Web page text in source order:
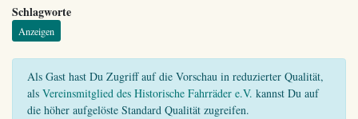
Schlagworte
Anzeigen
Als Gast hast Du Zugriff auf die Vorschau in reduzierter Qualität,
als Vereinsmitglied des Historische Fahrräder e.V. kannst Du auf
die höher aufgelöste Standard Qualität zugreifen.